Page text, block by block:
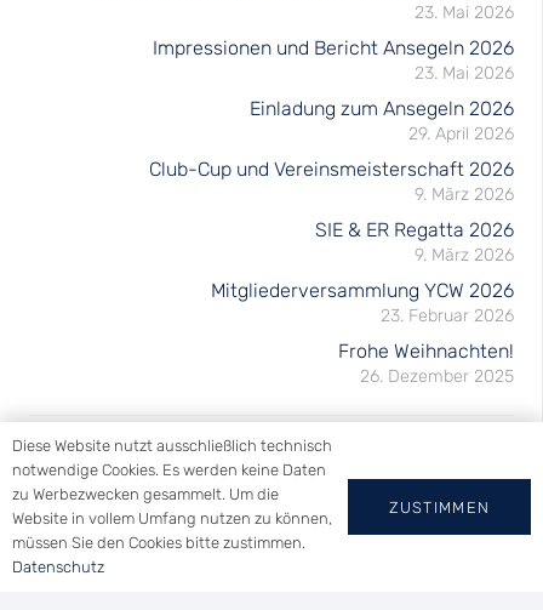
23. Mai 2026
Impressionen und Bericht Ansegeln 2026
23. Mai 2026
Einladung zum Ansegeln 2026
29. April 2026
Club-Cup und Vereinsmeisterschaft 2026
9. März 2026
SIE & ER Regatta 2026
9. März 2026
Mitgliederversammlung YCW 2026
23. Februar 2026
Frohe Weihnachten!
26. Dezember 2025
Diese Website nutzt ausschließlich technisch
notwendige Cookies. Es werden keine Daten
zu Werbezwecken gesammelt. Um die
Website in vollem Umfang nutzen zu können,
müssen Sie den Cookies bitte zustimmen.
Datenschutz
ZUSTIMMEN